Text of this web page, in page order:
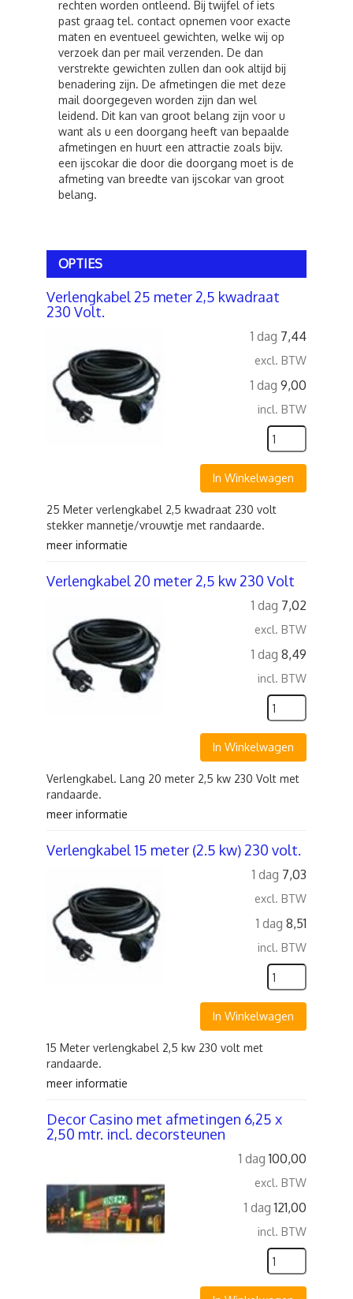
rechten worden ontleend. Bij twijfel of iets
past graag tel. contact opnemen voor exacte
maten en eventueel gewichten, welke wij op
verzoek dan per mail verzenden. De dan
verstrekte gewichten zullen dan ook altijd bij
benadering zijn. De afmetingen die met deze
mail doorgegeven worden zijn dan wel
leidend. Dit kan van groot belang zijn voor u
want als u een doorgang heeft van bepaalde
afmetingen en huurt een attractie zoals bijv.
een ijscokar die door die doorgang moet is de
afmeting van breedte van ijscokar van groot
belang.
OPTIES
Verlengkabel 25 meter 2,5 kwadraat
230 Volt.
1 dag 7,44
excl. BTW
1 dag 9,00
incl. BTW
In Winkelwagen
25 Meter verlengkabel 2,5 kwadraat 230 volt
stekker mannetje/vrouwtje met randaarde.
meer informatie
Verlengkabel 20 meter 2,5 kw 230 Volt
1 dag 7,02
excl. BTW
1 dag 8,49
incl. BTW
In Winkelwagen
Verlengkabel. Lang 20 meter 2,5 kw 230 Volt met
randaarde.
meer informatie
Verlengkabel 15 meter (2.5 kw) 230 volt.
1 dag 7,03
excl. BTW
1 dag 8,51
incl. BTW
In Winkelwagen
15 Meter verlengkabel 2,5 kw 230 volt met
randaarde.
meer informatie
Decor Casino met afmetingen 6,25 x
2,50 mtr. incl. decorsteunen
1 dag 100,00
excl. BTW
1 dag 121,00
incl. BTW